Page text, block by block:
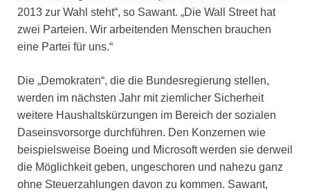
2013 zur Wahl steht“, so Sawant. „Die Wall Street hat
zwei Parteien. Wir arbeitenden Menschen brauchen
eine Partei für uns.“
Die „Demokraten“, die die Bundesregierung stellen,
werden im nächsten Jahr mit ziemlicher Sicherheit
weitere Haushaltskürzungen im Bereich der sozialen
Daseinsvorsorge durchführen. Den Konzernen wie
beispielsweise Boeing und Microsoft werden sie derweil
die Möglichkeit geben, ungeschoren und nahezu ganz
ohne Steuerzahlungen davon zu kommen. Sawant,